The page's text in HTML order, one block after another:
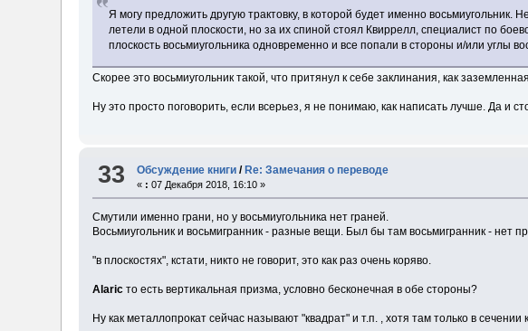
Я могу предложить другую трактовку, в которой будет именно
летели в одной плоскости, но за их спиной стоял Квиррелл, специалист по
плоскость восьмиугольника одновременно и все попали в стороны и/или углы
Скорее это восьмиугольник такой, что притянул к себе заклинания, как
Ну это просто поговорить, если всерьез, я не понимаю, как написать лучше. Да и
33 Обсуждение книги / Re: Замечания о переводе
« : 07 Декабря 2018, 16:10 »
Смутили именно грани, но у восьмиугольника нет граней.
Восьмиугольник и восьмигранник - разные вещи. Был бы там восьмигранник - нет
"в плоскостях", кстати, никто не говорит, это как раз очень коряво.
Alaric то есть вертикальная призма, условно бесконечная в обе стороны?
Ну как металлопрокат сейчас называют "квадрат" и т.п. , хотя там только в сечении